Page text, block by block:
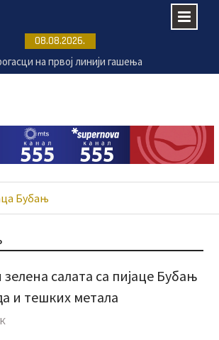
08.08.2026.
актуелне „ласт-
понуде
санацију крова две клинике
УКЦ-а
на првој линији гашења
Бубањ
салата са пијаце Бубањ
и тешких метала